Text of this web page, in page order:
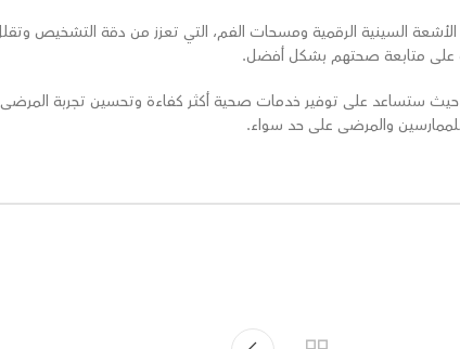
الأشعة السينية الرقمية ومسحات الفم، التي تعزز من دقة التشخيص
على متابعة صحتهم بشكل أفضل.
ستساعد على توفير خدمات صحية أكثر كفاءة وتحسين تجربة
للممارسين والمرضى على حد سواء.